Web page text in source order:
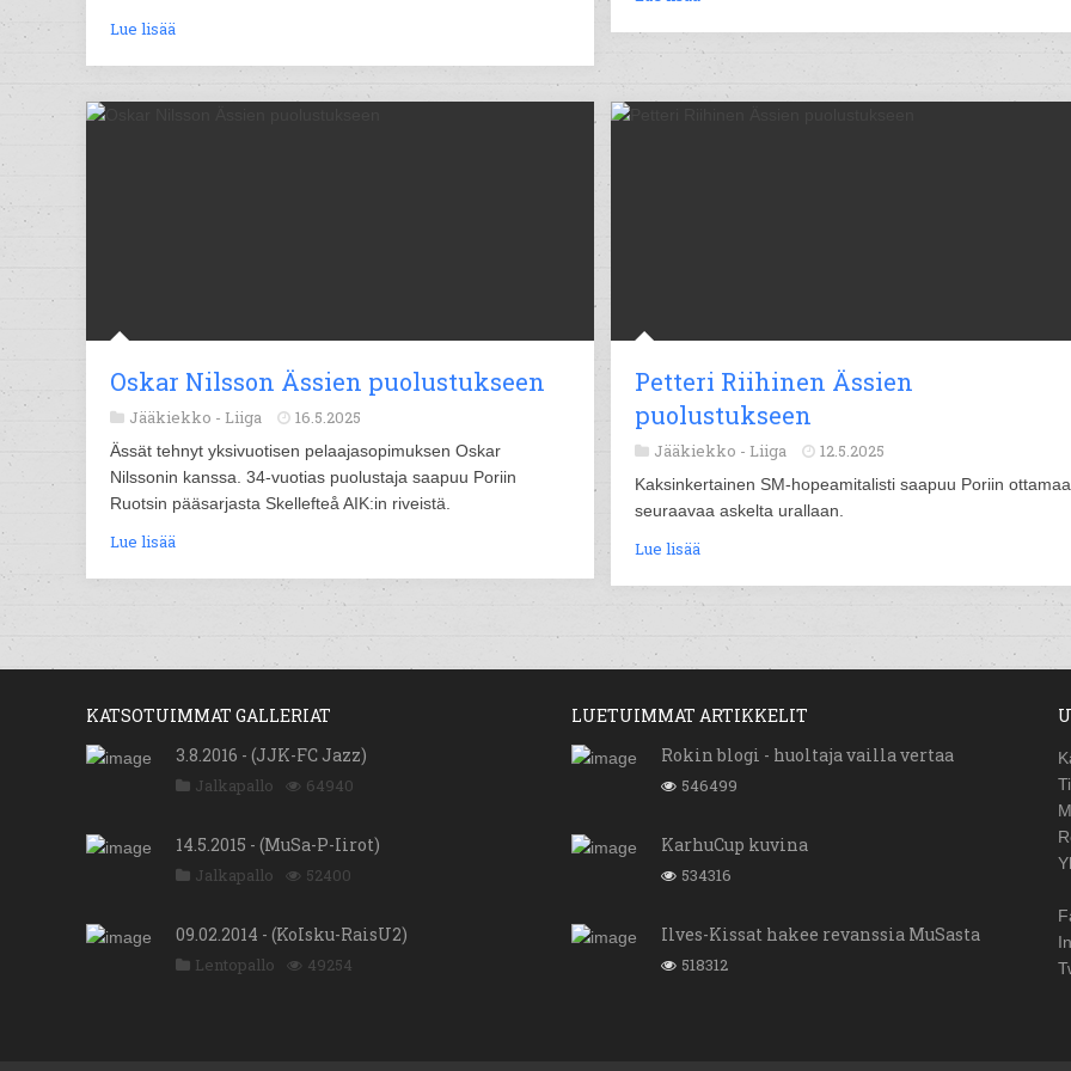
Lue lisää
Oskar Nilsson Ässien puolustukseen
Jääkiekko - Liiga 16.5.2025
Ässät tehnyt yksivuotisen pelaajasopimuksen Oskar
Nilssonin kanssa. 34-vuotias puolustaja saapuu Poriin
Ruotsin pääsarjasta Skellefteå AIK:in riveistä.
Lue lisää
Petteri Riihinen Ässien
puolustukseen
Jääkiekko - Liiga 12.5.2025
Kaksinkertainen SM-hopeamitalisti saapuu Poriin
seuraavaa askelta urallaan.
Lue lisää
KATSOTUIMMAT GALLERIAT
3.8.2016 - (JJK-FC Jazz)
Jalkapallo 64940
14.5.2015 - (MuSa-P-Iirot)
Jalkapallo 52400
09.02.2014 - (KoIsku-RaisU2)
Lentopallo 49254
LUETUIMMAT ARTIKKELIT
Rokin blogi - huoltaja vailla vertaa
546499
KarhuCup kuvina
534316
Ilves-Kissat hakee revanssia MuSasta
518312